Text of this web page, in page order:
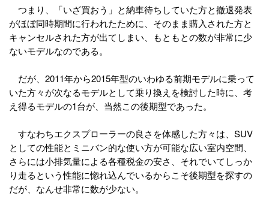
つまり、「いざ買おう」と納車待ちしていた方と撤退発表
がほぼ同時期間に行われたために、そのまま購入された方と
キャンセルされた方が出てしまい、もともとの数が非常に少
ないモデルなのである。
だが、2011年から2015年型のいわゆる前期モデルに乗って
いた方々が次なるモデルとして乗り換えを検討した時に、考
え得るモデルの1台が、当然この後期型であった。
すなわちエクスプローラーの良さを体感した方々は、SUV
としての性能とミニバン的な使い方が可能な広い室内空間、
さらには小排気量による各種税金の安さ、それでいてしっか
り走るという性能に惚れ込んでいるからこそ後期型を探すの
だが、なんせ非常に数が少ない。